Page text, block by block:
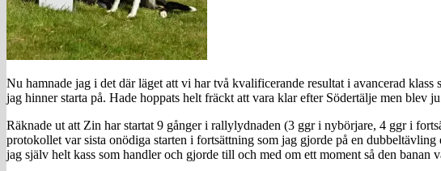
Nu hamnade jag i det där läget att vi har två kvalificerande resultat i avancerad
jag hinner starta på. Hade hoppats helt fräckt att vara klar efter Södertälje men blev
Räknade ut att Zin har startat 9 gånger i rallylydnaden (3 ggr i nybörjare, 4 ggr i
protokollet var sista onödiga starten i fortsättning som jag gjorde på en
jag själv helt kass som handler och gjorde till och med om ett moment så den